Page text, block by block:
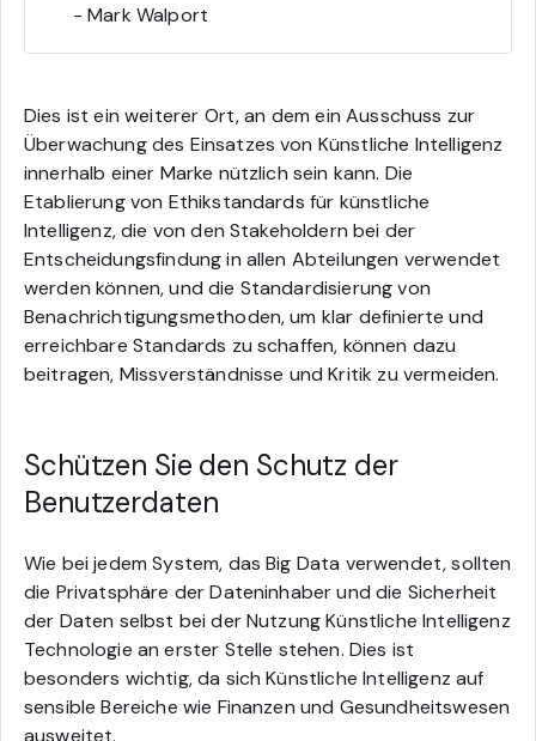
- Mark Walport
Dies ist ein weiterer Ort, an dem ein Ausschuss zur
Überwachung des Einsatzes von Künstliche Intelligenz
innerhalb einer Marke nützlich sein kann. Die
Etablierung von Ethikstandards für künstliche
Intelligenz, die von den Stakeholdern bei der
Entscheidungsfindung in allen Abteilungen verwendet
werden können, und die Standardisierung von
Benachrichtigungsmethoden, um klar definierte und
erreichbare Standards zu schaffen, können dazu
beitragen, Missverständnisse und Kritik zu vermeiden.
Schützen Sie den Schutz der
Benutzerdaten
Wie bei jedem System, das Big Data verwendet, sollten
die Privatsphäre der Dateninhaber und die Sicherheit
der Daten selbst bei der Nutzung Künstliche Intelligenz
Technologie an erster Stelle stehen. Dies ist
besonders wichtig, da sich Künstliche Intelligenz auf
sensible Bereiche wie Finanzen und Gesundheitswesen
ausweitet.